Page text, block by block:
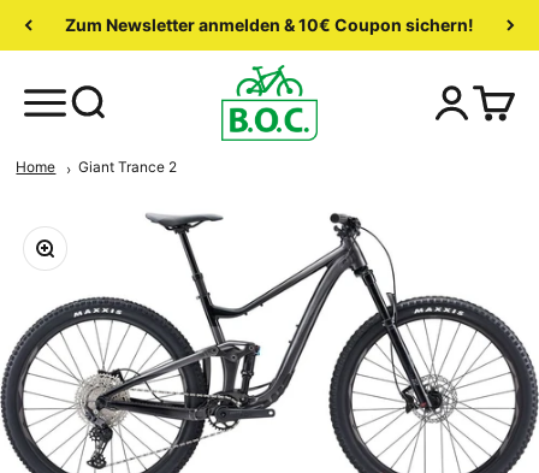
Zum Newsletter anmelden & 10€ Coupon sichern!
Home Giant Trance 2